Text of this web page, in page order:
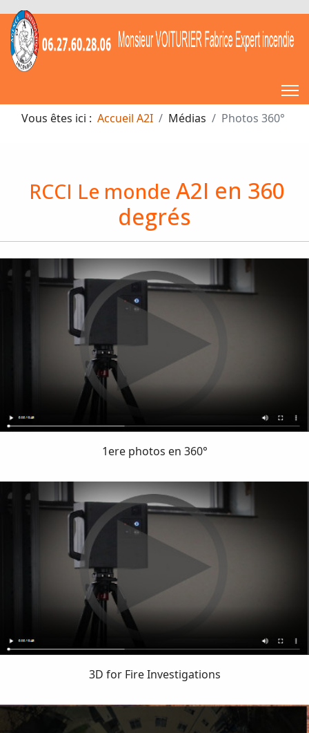
Vous êtes ici : Accueil A2I Médias Photos 360°
RCCI Le monde A2I en 360
degrés
1ere photos en 360°
3D for Fire Investigations